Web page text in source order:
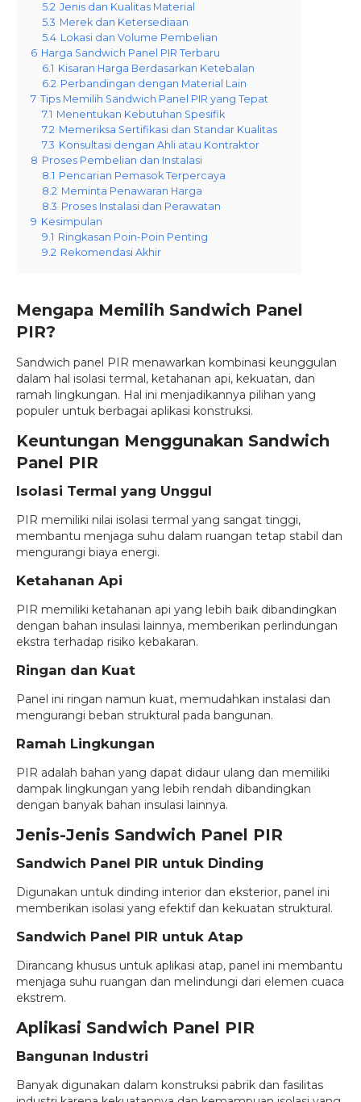
5.2 Jenis dan Kualitas Material
5.3 Merek dan Ketersediaan
5.4 Lokasi dan Volume Pembelian
6 Harga Sandwich Panel PIR Terbaru
6.1 Kisaran Harga Berdasarkan Ketebalan
6.2 Perbandingan dengan Material Lain
7 Tips Memilih Sandwich Panel PIR yang Tepat
7.1 Menentukan Kebutuhan Spesifik
7.2 Memeriksa Sertifikasi dan Standar Kualitas
7.3 Konsultasi dengan Ahli atau Kontraktor
8 Proses Pembelian dan Instalasi
8.1 Pencarian Pemasok Terpercaya
8.2 Meminta Penawaran Harga
8.3 Proses Instalasi dan Perawatan
9 Kesimpulan
9.1 Ringkasan Poin-Poin Penting
9.2 Rekomendasi Akhir
Mengapa Memilih Sandwich Panel
PIR?
Sandwich panel PIR menawarkan kombinasi keunggulan
dalam hal isolasi termal, ketahanan api, kekuatan, dan
ramah lingkungan. Hal ini menjadikannya pilihan yang
populer untuk berbagai aplikasi konstruksi.
Keuntungan Menggunakan Sandwich
Panel PIR
Isolasi Termal yang Unggul
PIR memiliki nilai isolasi termal yang sangat tinggi,
membantu menjaga suhu dalam ruangan tetap stabil dan
mengurangi biaya energi.
Ketahanan Api
PIR memiliki ketahanan api yang lebih baik dibandingkan
dengan bahan insulasi lainnya, memberikan perlindungan
ekstra terhadap risiko kebakaran.
Ringan dan Kuat
Panel ini ringan namun kuat, memudahkan instalasi dan
mengurangi beban struktural pada bangunan.
Ramah Lingkungan
PIR adalah bahan yang dapat didaur ulang dan memiliki
dampak lingkungan yang lebih rendah dibandingkan
dengan banyak bahan insulasi lainnya.
Jenis-Jenis Sandwich Panel PIR
Sandwich Panel PIR untuk Dinding
Digunakan untuk dinding interior dan eksterior, panel ini
memberikan isolasi yang efektif dan kekuatan struktural.
Sandwich Panel PIR untuk Atap
Dirancang khusus untuk aplikasi atap, panel ini membantu
menjaga suhu ruangan dan melindungi dari elemen cuaca
ekstrem.
Aplikasi Sandwich Panel PIR
Bangunan Industri
Banyak digunakan dalam konstruksi pabrik dan fasilitas